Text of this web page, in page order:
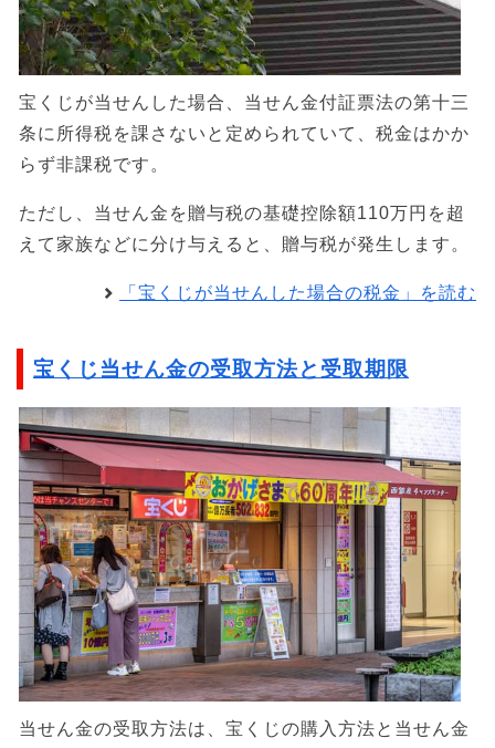
宝くじが当せんした場合、当せん金付証票法の第十三
条に所得税を課さないと定められていて、税金はかか
らず非課税です。
ただし、当せん金を贈与税の基礎控除額110万円を超
えて家族などに分け与えると、贈与税が発生します。
「宝くじが当せんした場合の税金」を読む
宝くじ当せん金の受取方法と受取期限
当せん金の受取方法は、宝くじの購入方法と当せん金